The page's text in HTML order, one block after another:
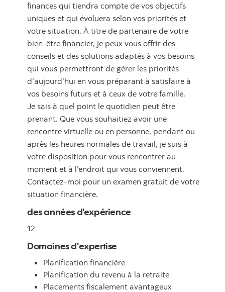
finances qui tiendra compte de vos objectifs
uniques et qui évoluera selon vos priorités et
votre situation. À titre de partenaire de votre
bien-être financier, je peux vous offrir des
conseils et des solutions adaptés à vos besoins
qui vous permettront de gérer les priorités
d’aujourd’hui en vous préparant à satisfaire à
vos besoins futurs et à ceux de votre famille.
Je sais à quel point le quotidien peut être
prenant. Que vous souhaitiez avoir une
rencontre virtuelle ou en personne, pendant ou
après les heures normales de travail, je suis à
votre disposition pour vous rencontrer au
moment et à l’endroit qui vous conviennent.
Contactez-moi pour un examen gratuit de votre
situation financière.
des années d’expérience
12
Domaines d'expertise
Planification financière
Planification du revenu à la retraite
Placements fiscalement avantageux